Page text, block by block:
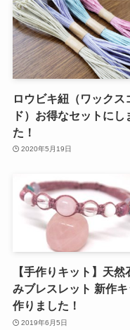
ロウビキ紐（ワックス
ド）お得なセットにし
た！
2020年5月19日
【手作りキット】天然
みブレスレット 新作キ
作りました！
2019年6月5日